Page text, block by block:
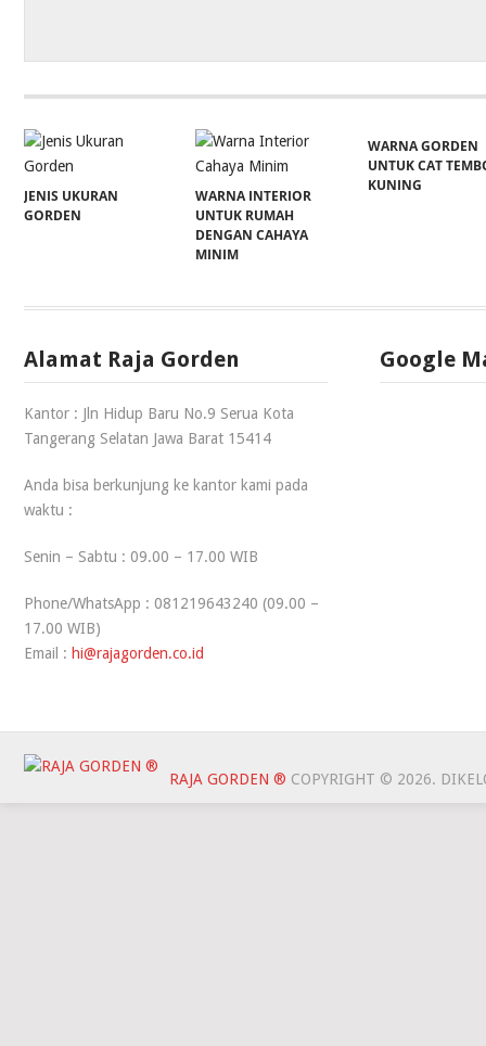
JENIS UKURAN
GORDEN
WARNA INTERIOR
UNTUK RUMAH
DENGAN CAHAYA
MINIM
WARNA GORDEN
UNTUK CAT
KUNING
Alamat Raja Gorden
Kantor : Jln Hidup Baru No.9 Serua Kota
Tangerang Selatan Jawa Barat 15414
Anda bisa berkunjung ke kantor kami pada
waktu :
Senin – Sabtu : 09.00 – 17.00 WIB
Phone/WhatsApp : 081219643240 (09.00 –
17.00 WIB)
Email : hi@rajagorden.co.id
Google
RAJA GORDEN ® COPYRIGHT © 2026.